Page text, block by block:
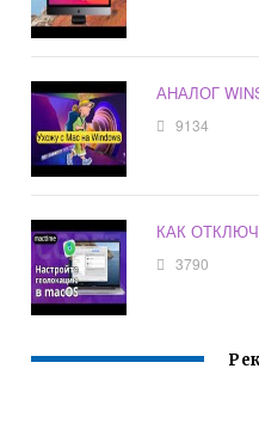
АНАЛОГ
9134
КАК
3790